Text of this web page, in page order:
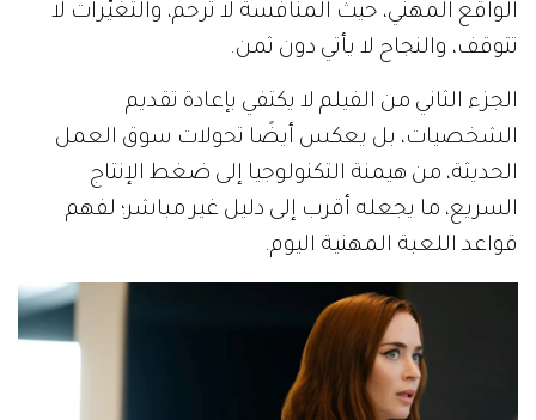
الواقع المهني، حيث المنافسة لا ترحم، والتغيّرات لا
تتوقف، والنجاح لا يأتي دون ثمن.
الجزء الثاني من الفيلم لا يكتفي بإعادة تقديم
الشخصيات، بل يعكس أيضًا تحولات سوق العمل
الحديثة، من هيمنة التكنولوجيا إلى ضغط الإنتاج
السريع، ما يجعله أقرب إلى دليل غير مباشر؛ لفهم
قواعد اللعبة المهنية اليوم.